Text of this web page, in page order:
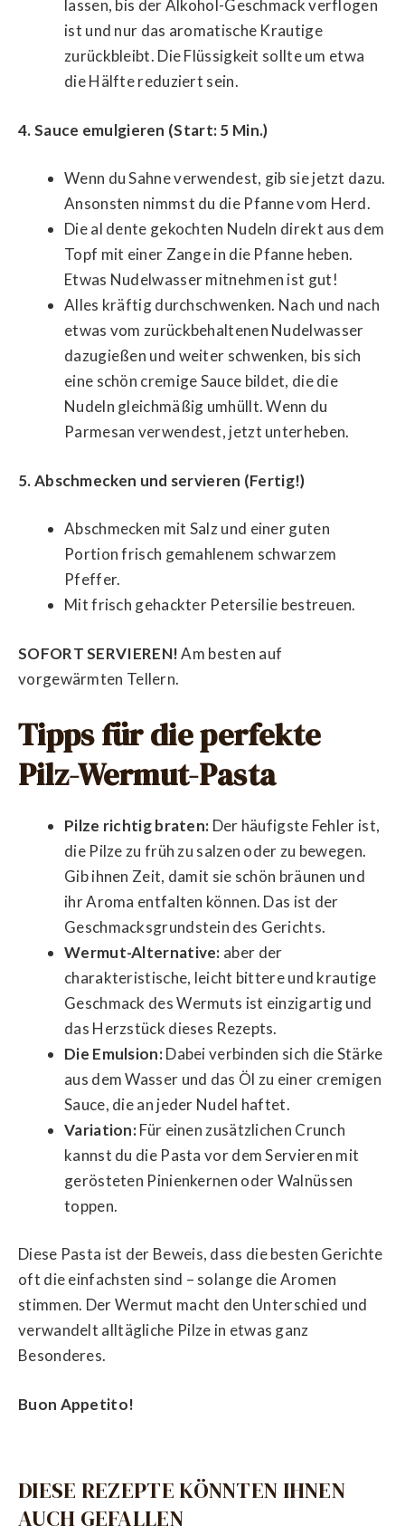
lassen, bis der Alkohol-Geschmack verflogen
ist und nur das aromatische Krautige
zurückbleibt. Die Flüssigkeit sollte um etwa
die Hälfte reduziert sein.
4. Sauce emulgieren (Start: 5 Min.)
Wenn du Sahne verwendest, gib sie jetzt dazu.
Ansonsten nimmst du die Pfanne vom Herd.
Die al dente gekochten Nudeln direkt aus dem
Topf mit einer Zange in die Pfanne heben.
Etwas Nudelwasser mitnehmen ist gut!
Alles kräftig durchschwenken. Nach und nach
etwas vom zurückbehaltenen Nudelwasser
dazugießen und weiter schwenken, bis sich
eine schön cremige Sauce bildet, die die
Nudeln gleichmäßig umhüllt. Wenn du
Parmesan verwendest, jetzt unterheben.
5. Abschmecken und servieren (Fertig!)
Abschmecken mit Salz und einer guten
Portion frisch gemahlenem schwarzem
Pfeffer.
Mit frisch gehackter Petersilie bestreuen.
SOFORT SERVIEREN!Am besten auf
vorgewärmten Tellern.
Tipps für die perfekte
Pilz-Wermut-Pasta
Pilze richtig braten: Der häufigste Fehler ist,
die Pilze zu früh zu salzen oder zu bewegen.
Gib ihnen Zeit, damit sie schön bräunen und
ihr Aroma entfalten können. Das ist der
Geschmacksgrundstein des Gerichts.
Wermut-Alternative: aber der
charakteristische, leicht bittere und krautige
Geschmack des Wermuts ist einzigartig und
das Herzstück dieses Rezepts.
Die Emulsion:Dabei verbinden sich die Stärke
aus dem Wasser und das Öl zu einer cremigen
Sauce, die an jeder Nudel haftet.
Variation:Für einen zusätzlichen Crunch
kannst du die Pasta vor dem Servieren mit
gerösteten Pinienkernen oder Walnüssen
toppen.
Diese Pasta ist der Beweis, dass die besten Gerichte
oft die einfachsten sind – solange die Aromen
stimmen. Der Wermut macht den Unterschied und
verwandelt alltägliche Pilze in etwas ganz
Besonderes.
Buon Appetito!
DIESE REZEPTE KÖNNTEN IHNEN
AUCH GEFALLEN